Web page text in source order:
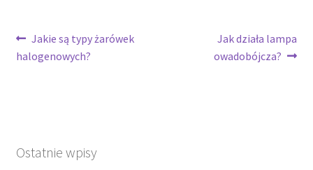
Nawigacja
wpisu
Poprzedni
wpis:
Jakie są typy żarówek
halogenowych?
Następny
wpis:
Jak działa lampa
owadobójcza?
Ostatnie wpisy